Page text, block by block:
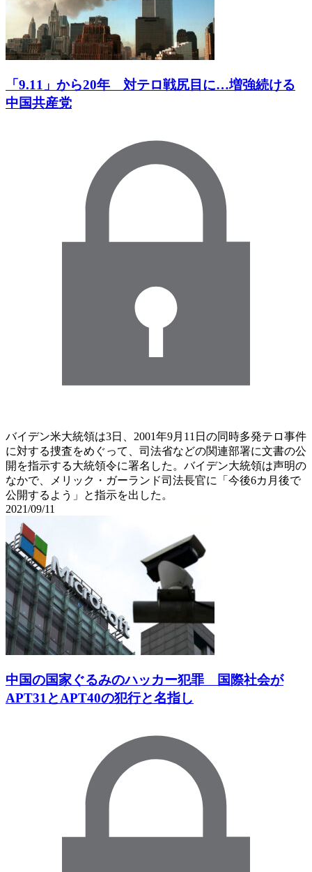
「9.11」から20年 対テロ戦尻目に…増強続ける
中国共産党
バイデン米大統領は3日、2001年9月11日の同時多発テロ事件
に対する捜査をめぐって、司法省などの関連部署に文書の公
開を指示する大統領令に署名した。バイデン大統領は声明の
なかで、メリック・ガーランド司法長官に「今後6カ月後で
公開するよう」と指示を出した。
2021/09/11
中国の国家ぐるみのハッカー犯罪 国際社会が
APT31とAPT40の犯行と名指し